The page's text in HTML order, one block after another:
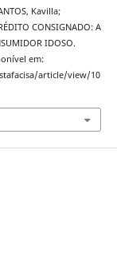
Kavilla;
CONSIGNADO: A
IDOSO.
em:
article/view/10